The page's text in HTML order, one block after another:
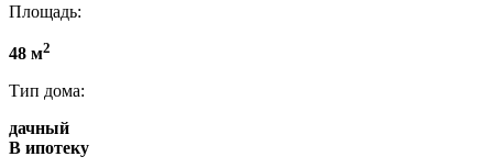
Площадь:
48 м2
Тип дома:
дачный
В ипотеку